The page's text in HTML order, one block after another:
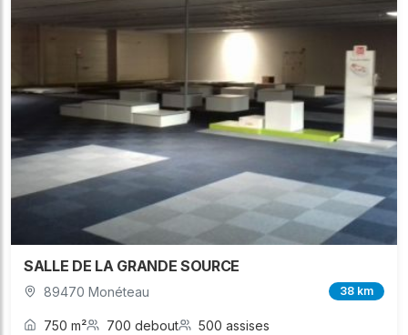
SALLE DE LA GRANDE SOURCE
89470 Monéteau 38 km
750 m² 700 debout 500 assises